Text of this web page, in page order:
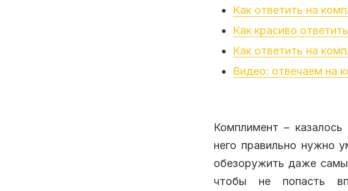
Как ответить на
Как красиво
Как ответить на
Видео: отвечаем на
Комплимент –
него правильно нужно
обезоружить даже
чтобы не попасть